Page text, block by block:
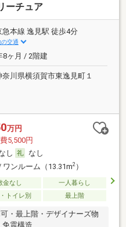
ーチュア
急本線 逸見駅 徒歩4分
の交通
8ヶ月 / 2階建
奈川県横須賀市東逸見町１
万円
5,500円
し
なし
ワンルーム（13.31m2）
金なし
一人暮らし
トイレ別 最上階
・最上階・デザイナーズ物
免震構造